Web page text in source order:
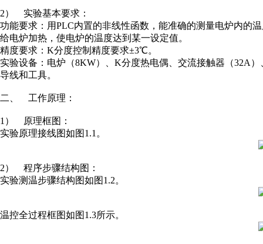
2） 实验基本要求：
功能要求：用PLC内置的非线性函数，能准确的测量电炉内的
给电炉加热，使电炉的温度达到某一设定值。
精度要求：K分度控制精度要求±3℃。
实验设备：电炉（8KW）、K分度热电偶、交流接触器（32A
导线和工具。
二、 工作原理：
1） 原理框图：
实验原理接线图如图1.1。
2） 程序步骤结构图：
实验测温步骤结构图如图1.2。
温控全过程框图如图1.3所示。